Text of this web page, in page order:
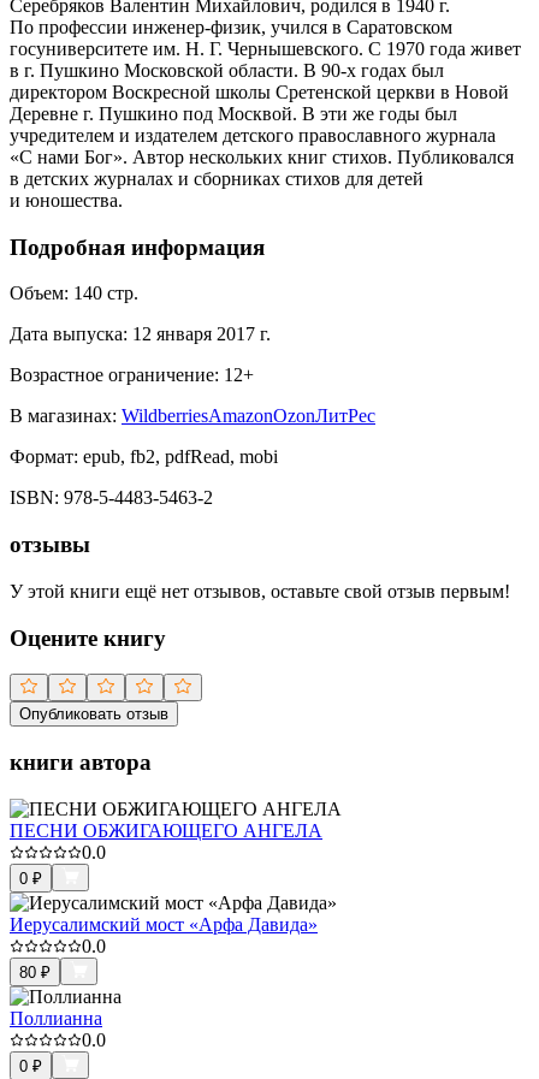
Серебряков Валентин Михайлович, родился в 1940 г.
По профессии инженер-физик, учился в Саратовском
госуниверситете им. Н. Г. Чернышевского. С 1970 года живет
в г. Пушкино Московской области. В 90-х годах был
директором Воскресной школы Сретенской церкви в Новой
Деревне г. Пушкино под Москвой. В эти же годы был
учредителем и издателем детского православного журнала
«С нами Бог». Автор нескольких книг стихов. Публиковался
в детских журналах и сборниках стихов для детей
и юношества.
Подробная информация
Объем: 140 стр.
Дата выпуска: 12 января 2017 г.
Возрастное ограничение: 12+
В магазинах: WildberriesAmazonOzonЛитРес
Формат: epub, fb2, pdfRead, mobi
ISBN: 978-5-4483-5463-2
отзывы
У этой книги ещё нет отзывов, оставьте свой отзыв первым!
Оцените книгу
Опубликовать отзыв
книги автора
ПЕСНИ ОБЖИГАЮЩЕГО АНГЕЛА
0.0
0 ₽
Иерусалимский мост «Арфа Давида»
0.0
80 ₽
Поллианна
0.0
0 ₽